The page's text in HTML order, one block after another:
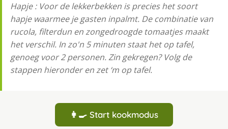
Hapje : Voor de lekkerbekken is precies het soort
hapje waarmee je gasten inpalmt. De combinatie van
rucola, filterdun en zongedroogde tomaatjes maakt
het verschil. In zo'n 5 minuten staat het op tafel,
genoeg voor 2 personen. Zin gekregen? Volg de
stappen hieronder en zet ‘m op tafel.
👩‍🍳 Start kookmodus